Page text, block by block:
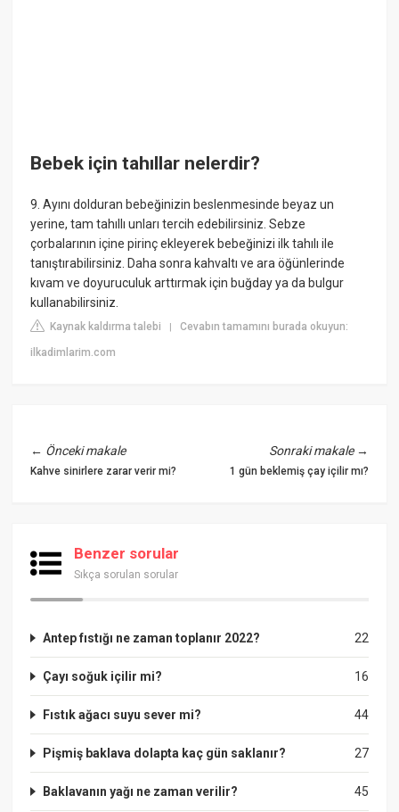
Bebek için tahıllar nelerdir?
9. Ayını dolduran bebeğinizin beslenmesinde beyaz un
yerine, tam tahıllı unları tercih edebilirsiniz. Sebze
çorbalarının içine pirinç ekleyerek bebeğinizi ilk tahılı ile
tanıştırabilirsiniz. Daha sonra kahvaltı ve ara öğünlerinde
kıvam ve doyuruculuk arttırmak için buğday ya da bulgur
kullanabilirsiniz.
Kaynak kaldırma talebi |Cevabın tamamını burada okuyun:
ilkadimlarim.com
← Önceki makale
Kahve sinirlere zarar verir mi?
Sonraki makale→
1 gün beklemiş çay içilir mı?
Benzer sorular
Sıkça sorulan sorular
22
Antep fıstığı ne zaman toplanır 2022?
16
Çayı soğuk içilir mi?
44
Fıstık ağacı suyu sever mi?
27
Pişmiş baklava dolapta kaç gün saklanır?
45
Baklavanın yağı ne zaman verilir?